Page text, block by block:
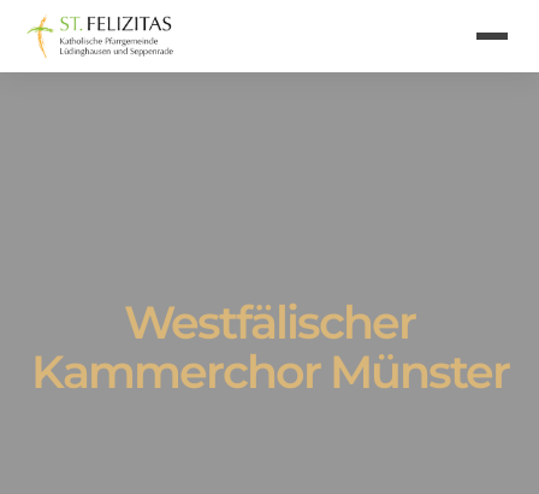
Westfälischer
Kammerchor Münster